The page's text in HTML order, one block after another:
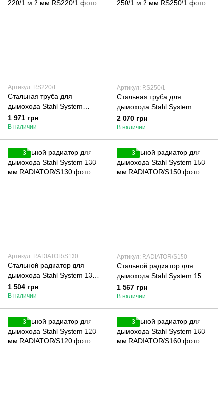
Артикул: RS220/1
Стальная труба для
дымохода Stahl System
220/1 м 2 мм
1 971 грн
В наличии
Артикул: RS250/1
Стальная труба для
дымохода Stahl System
250/1 м 2 мм
2 070 грн
В наличии
3
Артикул: RADIATOR/S130
Стальной радиатор для
дымохода Stahl System 130
мм
1 504 грн
В наличии
3
Артикул: RADIATOR/S150
Стальной радиатор для
дымохода Stahl System 150
мм
1 567 грн
В наличии
3 3